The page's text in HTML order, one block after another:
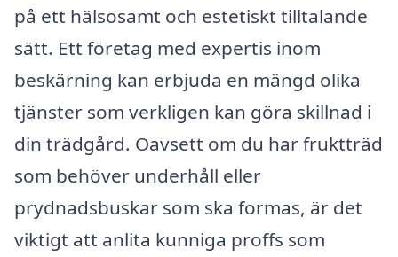
på ett hälsosamt och estetiskt tilltalande
sätt. Ett företag med expertis inom
beskärning kan erbjuda en mängd olika
tjänster som verkligen kan göra skillnad i
din trädgård. Oavsett om du har fruktträd
som behöver underhåll eller
prydnadsbuskar som ska formas, är det
viktigt att anlita kunniga proffs som